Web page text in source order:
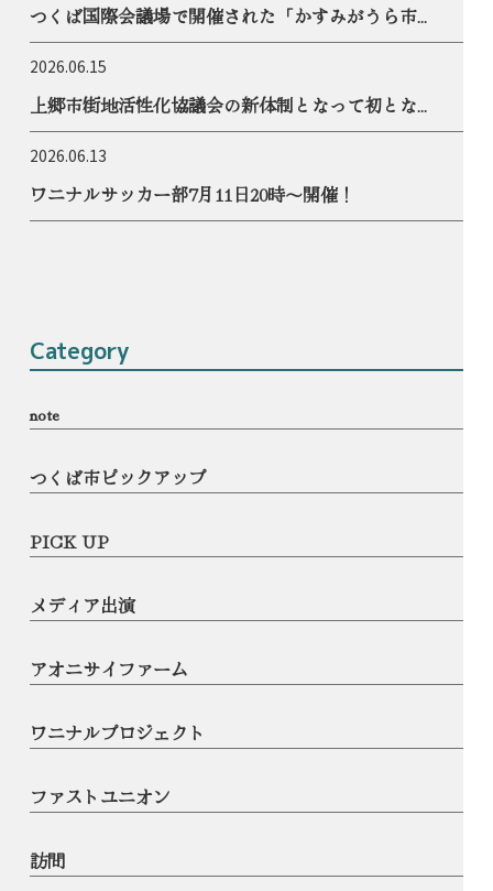
つくば国際会議場で開催された「かすみがうら市...
2026.06.15
上郷市街地活性化協議会の新体制となって初とな...
2026.06.13
ワニナルサッカー部7月11日20時〜開催！
Category
note
つくば市ピックアップ
PICK UP
メディア出演
アオニサイファーム
ワニナルプロジェクト
ファストユニオン
訪問